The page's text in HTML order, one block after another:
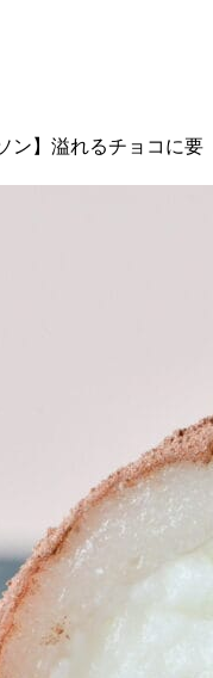
ン】溢れるチョコに要